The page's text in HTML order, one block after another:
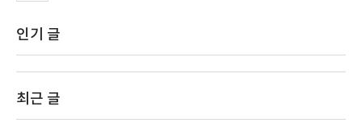
인기 글
최근 글